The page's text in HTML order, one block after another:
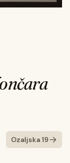
Ozaljska 19→